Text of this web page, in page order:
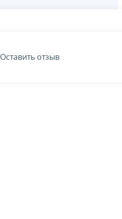
Оставить отзыв